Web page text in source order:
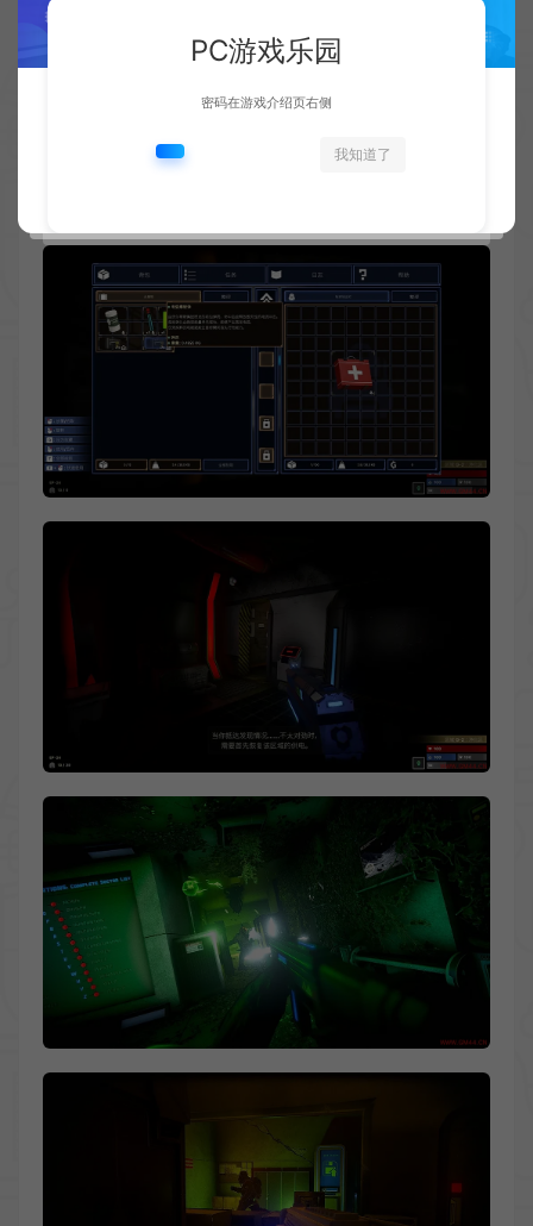
PC游戏乐园
密码在游戏介绍页右侧
我知道了